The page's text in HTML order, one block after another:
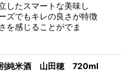
したスマートな美味し
ズでもキレの良さが特徴
を感じることがでま
純米酒 山田穂 720ml